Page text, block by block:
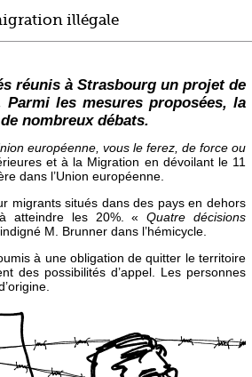
illégale
réunis à Strasbourg un projet de
les mesures proposées, la
nombreux débats.
européenne, vous le ferez, de force ou
et à la Migration en dévoilant le 11
dans l’Union européenne.
migrants situés dans des pays en dehors
à atteindre les 20%. «Quatre décisions
M. Brunner dans l’hémicycle.
à une obligation de quitter le territoire
des possibilités d’appel. Les personnes